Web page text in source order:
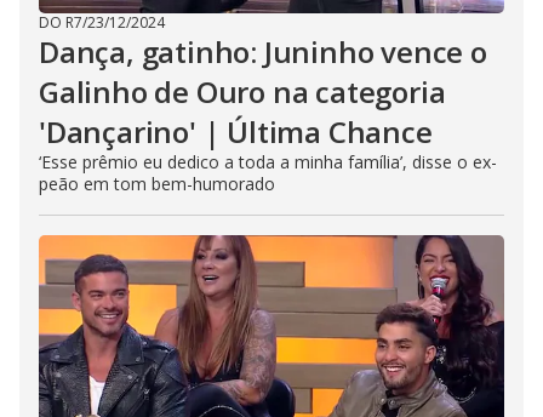
DO R7/23/12/2024
Dança, gatinho: Juninho vence o
Galinho de Ouro na categoria
'Dançarino' | Última Chance
‘Esse prêmio eu dedico a toda a minha família’, disse o ex-
peão em tom bem-humorado